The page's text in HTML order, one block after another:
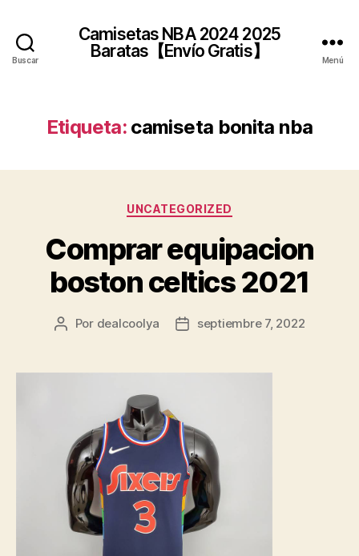
Buscar
Camisetas NBA 2024 2025
Baratas【Envío Gratis】
Menú
Etiqueta: camiseta bonita nba
Categorías
UNCATEGORIZED
Comprar equipacion
boston celtics 2021
Autor
entrada
Por dealcoolya
Fecha
entrada
septiembre 7, 2022